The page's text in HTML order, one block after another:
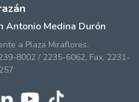
Antonio Medina Durón
a Plaza Miraflores.
8002 / 2235-6062, Fax. 2231-